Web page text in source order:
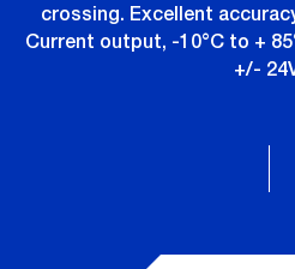
crossing. Excellent
Current output, -10°C to +
+/-